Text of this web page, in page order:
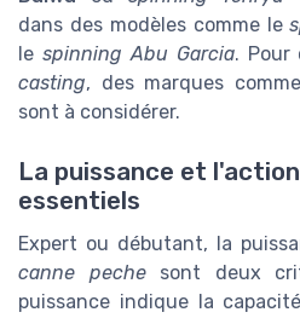
dans des modèles comme le
le spinning Abu Garcia. Pour
casting, des marques
sont à considérer.
La puissance et
essentiels
Expert ou débutant, la
canne pechesont deux
puissance indique la